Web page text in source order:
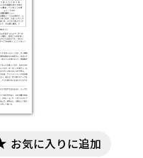
お気に入りに追加